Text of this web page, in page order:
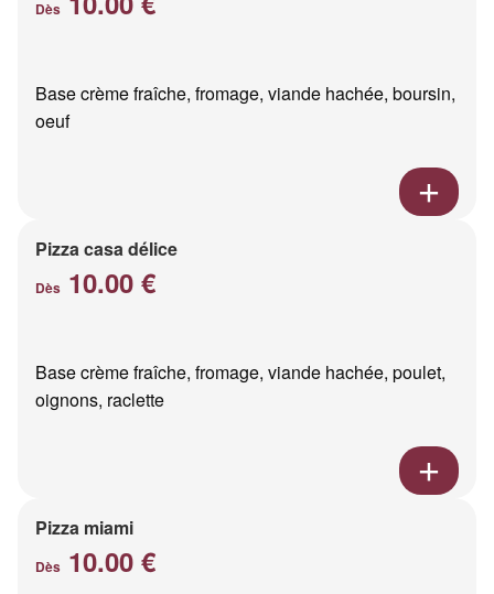
Dès
Base crème fraîche, fromage, viande hachée, boursin,
oeuf
Pizza casa délice
Dès 10.00 €
Base crème fraîche, fromage, viande hachée, poulet,
oignons, raclette
Pizza miami
Dès 10.00 €